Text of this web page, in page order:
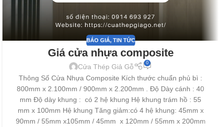
BÁO GIÁ, TIN TỨC
Giá cửa nhựa composite
Cửa Thép Giả Gỗ 0
Thông Số Cửa Nhựa Composite Kích thước chuẩn phủ bì :
800mm x 2.100mm / 900mm x 2.200mm . Độ Dày cánh : 40
mm Độ dày khung : có 2 hệ khung Hệ khung trám hồ : 55
mm x 100mm Hệ khung Tăng giảm:có 4 hệ khung: 45mm x
90mm / 55mm x105mm / 45mm x 120mm / 55mm x 200mm